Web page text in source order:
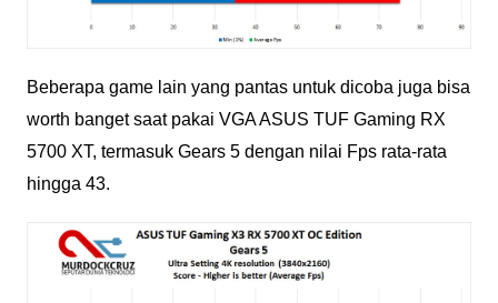
Beberapa game lain yang pantas untuk dicoba juga bisa
worth banget saat pakai VGA ASUS TUF Gaming RX
5700 XT, termasuk Gears 5 dengan nilai Fps rata-rata
hingga 43.